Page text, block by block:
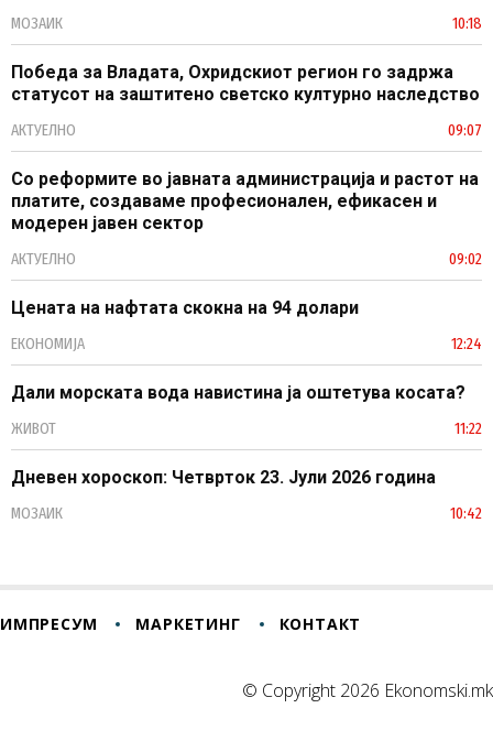
МОЗАИК 10:18
Победа за Владата, Охридскиот регион го задржа
статусот на заштитено светско културно наследство
АКТУЕЛНО 09:07
Со реформите во јавната администрација и растот на
платите, создаваме професионален, ефикасен и
модерен јавен сектор
АКТУЕЛНО 09:02
Цената на нафтата скокна на 94 долари
ЕКОНОМИЈА 12:24
Дали морската вода навистина ја оштетува косата?
ЖИВОТ 11:22
Дневен хороскоп: Четврток 23. Јули 2026 година
МОЗАИК 10:42
ИМПРЕСУМ МАРКЕТИНГ КОНТАКТ
© Copyright 2026 Ekonomski.mk